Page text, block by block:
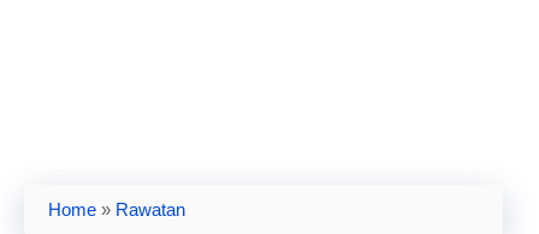
Home » Rawatan